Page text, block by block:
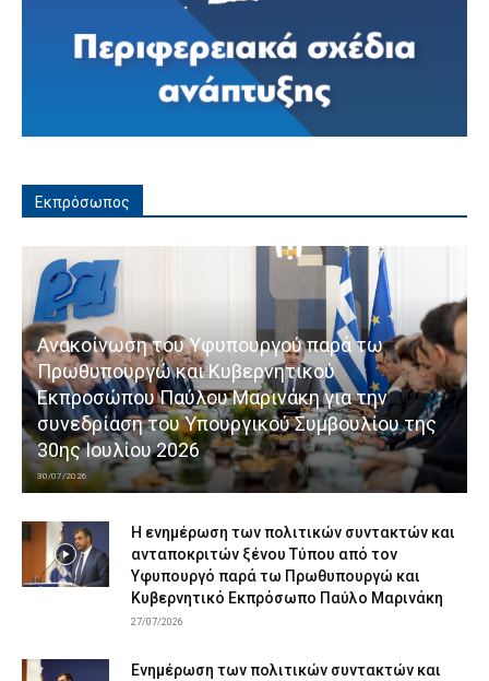
Εκπρόσωπος
Ανακοίνωση του Υφυπουργού παρά τω
Πρωθυπουργώ και Κυβερνητικού
Εκπροσώπου Παύλου Μαρινάκη για την
συνεδρίαση του Υπουργικού Συμβουλίου της
30ης Ιουλίου 2026
30/07/2026
Η ενημέρωση των πολιτικών συντακτών και
ανταποκριτών ξένου Τύπου από τον
Υφυπουργό παρά τω Πρωθυπουργώ και
Κυβερνητικό Εκπρόσωπο Παύλο Μαρινάκη
27/07/2026
Ενημέρωση των πολιτικών συντακτών και